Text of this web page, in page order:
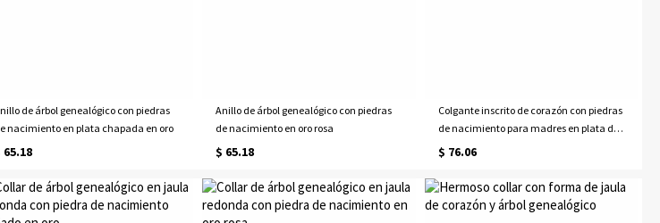
de árbol genealógico con piedras
nacimiento en plata chapada en oro
65.18
Anillo de árbol genealógico con piedras
de nacimiento en oro rosa
$ 65.18
Colgante inscrito de corazón con piedras
de nacimiento para madres en plata de
ley
$ 76.06